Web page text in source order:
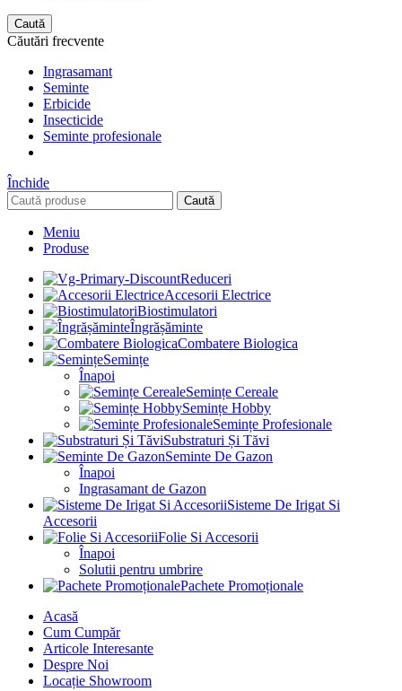
Caută
Căutări frecvente
Ingrasamant
Seminte
Erbicide
Insecticide
Seminte profesionale
Închide
Caută
Meniu
Produse
Reduceri
Accesorii Electrice
Biostimulatori
Îngrășăminte
Combatere Biologica
Semințe
Înapoi
Semințe Cereale
Semințe Hobby
Semințe Profesionale
Substraturi Și Tăvi
Seminte De Gazon
Înapoi
Ingrasamant de Gazon
Sisteme De Irigat Si
Accesorii
Folie Si Accesorii
Înapoi
Solutii pentru umbrire
Pachete Promoționale
Acasă
Cum Cumpăr
Articole Interesante
Despre Noi
Locație Showroom